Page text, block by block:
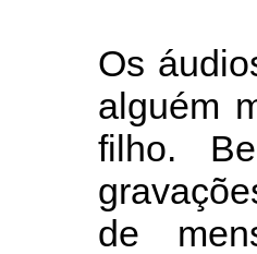
Os
alguém
filho.
de